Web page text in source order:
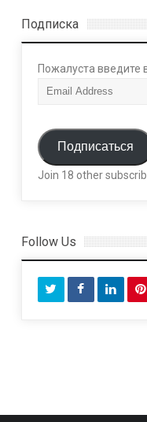
Подписка
Пожалуста введите
i
A
r
e
s
Подписаться
Join 18 other
Follow Us